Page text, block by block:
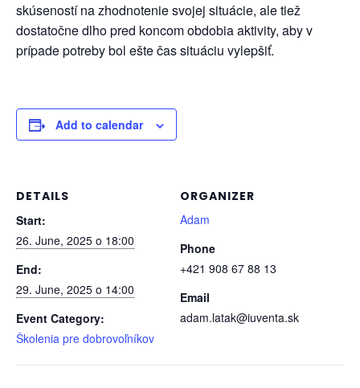
skúseností na zhodnotenie svojej situácie, ale tiež
dostatočne dlho pred koncom obdobia aktivity, aby v
prípade potreby bol ešte čas situáciu vylepšiť.
Add to calendar
DETAILS
Start:
26. June, 2025 o 18:00
End:
29. June, 2025 o 14:00
Event Category:
Školenia pre dobrovoľníkov
ORGANIZER
Adam
Phone
+421 908 67 88 13
Email
adam.latak@iuventa.sk